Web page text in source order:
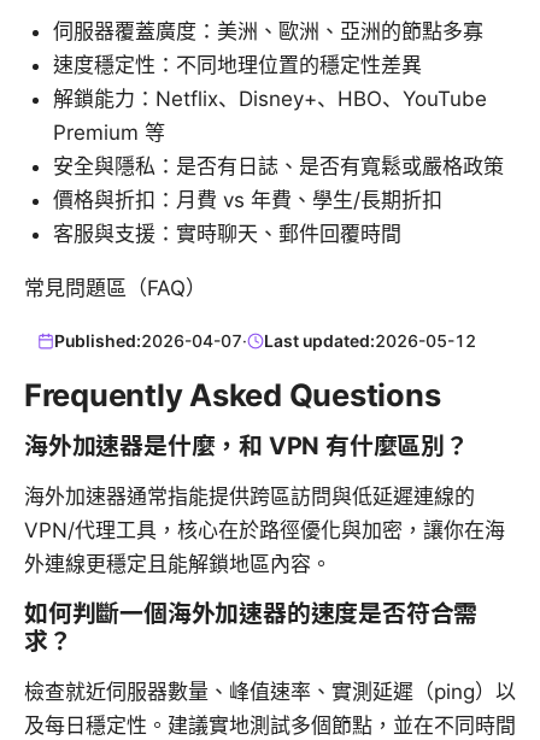
伺服器覆蓋廣度：美洲、歐洲、亞洲的節點多寡
速度穩定性：不同地理位置的穩定性差異
解鎖能力：Netflix、Disney+、HBO、YouTube
Premium 等
安全與隱私：是否有日誌、是否有寬鬆或嚴格政策
價格與折扣：月費 vs 年費、學生/長期折扣
客服與支援：實時聊天、郵件回覆時間
常見問題區（FAQ）
Published:2026-04-07· Last updated:2026-05-12
Frequently Asked Questions
海外加速器是什麼，和 VPN 有什麼區別？
海外加速器通常指能提供跨區訪問與低延遲連線的
VPN/代理工具，核心在於路徑優化與加密，讓你在海
外連線更穩定且能解鎖地區內容。
如何判斷一個海外加速器的速度是否符合需
求？
檢查就近伺服器數量、峰值速率、實測延遲（ping）以
及每日穩定性。建議實地測試多個節點，並在不同時間